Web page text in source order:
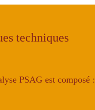
techniques
PSAG est composé :